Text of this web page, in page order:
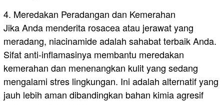
​4. Meredakan Peradangan dan Kemerahan
Jika Anda menderita rosacea atau jerawat yang
meradang, niacinamide adalah sahabat terbaik Anda.
Sifat anti-inflamasinya membantu meredakan
kemerahan dan menenangkan kulit yang sedang
mengalami stres lingkungan. Ini adalah alternatif yang
jauh lebih aman dibandingkan bahan kimia agresif